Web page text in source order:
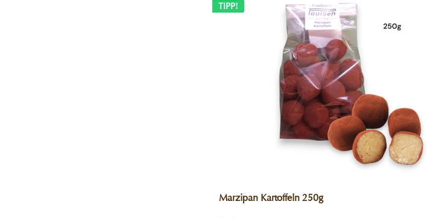
TIPP!
Marzipan Kartoffeln 250g